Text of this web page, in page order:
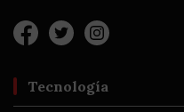
Tecnología